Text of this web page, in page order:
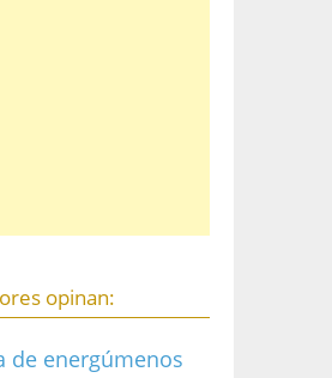
opinan:
de energúmenos